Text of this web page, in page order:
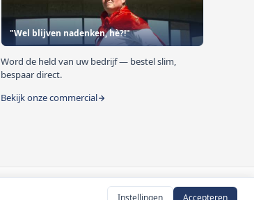
Instellingen Accepteren
"Wel blijven nadenken, hè?!"
Word de held van uw bedrijf — bestel slim,
bespaar direct.
Bekijk onze commercial